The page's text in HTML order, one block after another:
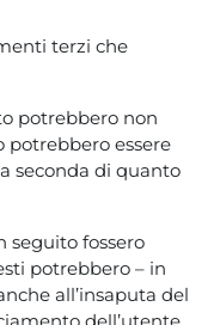
terzi che
potrebbero non
potrebbero essere
seconda di quanto
seguito fossero
potrebbero – in
all’insaputa del